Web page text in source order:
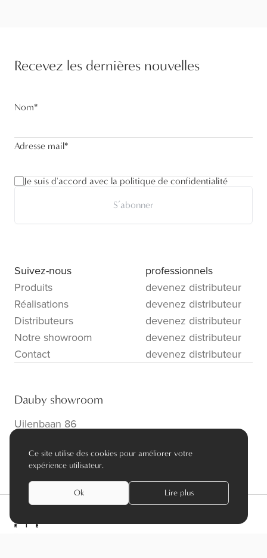
Recevez les dernières nouvelles
Nom*
Adresse mail*
Je suis d'accord avec la politique de confidentialité
S’abonner
Suivez-nous
Produits
Réalisations
Distributeurs
Notre showroom
Contact
professionnels
devenez distributeur
devenez distributeur
devenez distributeur
devenez distributeur
devenez distributeur
Dauby showroom
Uilenbaan 86
info@dauby.be|+32 3 354 16 86
Ce site utilise des cookies pour améliorer votre
expérience utilisateur.
Ok Lire plus